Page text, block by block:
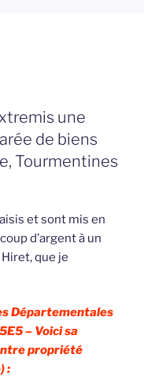
une
de biens
Tourmentines
et sont mis en
d’argent à un
que je
Départementales
– Voici sa
propriété
: